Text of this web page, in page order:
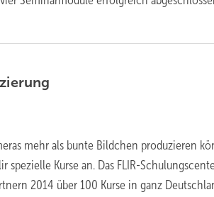
mehr als bunte Bildchen produzieren
Kurse an. Das FLIR-
2014 über 100 Kurse in ganz